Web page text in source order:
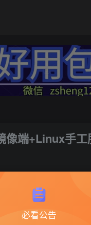
端+Linux手
必看公告